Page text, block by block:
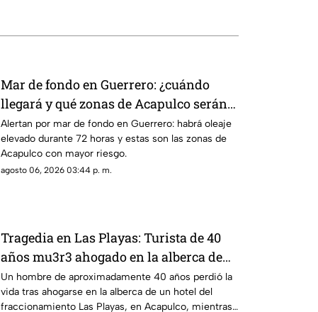
Mar de fondo en Guerrero: ¿cuándo
llegará y qué zonas de Acapulco serán
afectadas?
Alertan por mar de fondo en Guerrero: habrá oleaje
elevado durante 72 horas y estas son las zonas de
Acapulco con mayor riesgo.
agosto 06, 2026 03:44 p. m.
Tragedia en Las Playas: Turista de 40
años mu3r3 ahogado en la alberca de
un hotel en Acapulco
Un hombre de aproximadamente 40 años perdió la
vida tras ahogarse en la alberca de un hotel del
fraccionamiento Las Playas, en Acapulco, mientras